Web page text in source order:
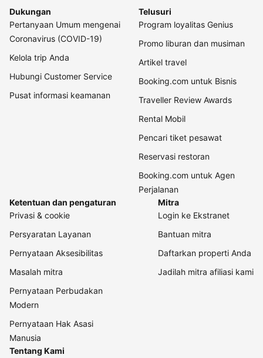
Dukungan
Pertanyaan Umum mengenai
Coronavirus (COVID-19)
Kelola trip Anda
Hubungi Customer Service
Pusat informasi keamanan
Telusuri
Program loyalitas Genius
Promo liburan dan musiman
Artikel travel
Booking.com untuk Bisnis
Traveller Review Awards
Rental Mobil
Pencari tiket pesawat
Reservasi restoran
Booking.com untuk Agen
Perjalanan
Ketentuan dan pengaturan
Privasi & cookie
Persyaratan Layanan
Pernyataan Aksesibilitas
Masalah mitra
Pernyataan Perbudakan
Modern
Pernyataan Hak Asasi
Manusia
Mitra
Login ke Ekstranet
Bantuan mitra
Daftarkan properti Anda
Jadilah mitra afiliasi kami
Tentang Kami